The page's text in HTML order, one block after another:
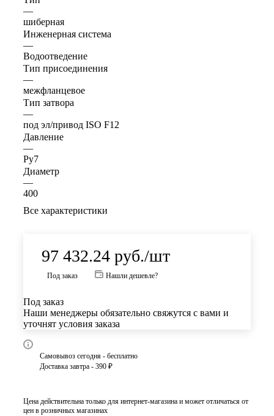
—
шиберная
Инженерная система
—
Водоотведение
Тип присоединения
—
межфланцевое
Тип затвора
—
под эл/привод ISO F12
Давление
—
Ру7
Диаметр
—
400
Все характеристики
97 432.24 руб./шт
Под заказ Нашли дешевле?
Под заказ
Наши менеджеры обязательно свяжутся с вами и
уточнят условия заказа
Самовывоз сегодня - бесплатно
Доставка завтра - 390 ₽
Цена действительна только для интернет-магазина и может отличаться от
цен в розничных магазинах